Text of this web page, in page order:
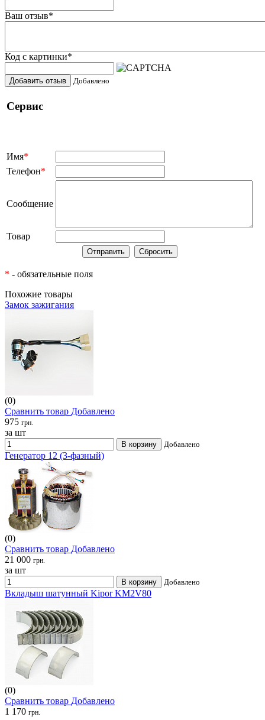
Ваш отзыв*
Код с картинки*
Добавить отзыв Добавлено
Сервис
Имя*
Телефон*
Сообщение
Товар
* - обязательные поля
Похожие товары
Замок зажигания
(0)
Сравнить товар Добавлено
975 грн.
за шт
В корзину Добавлено
Генератор 12 (3-фазный)
(0)
Сравнить товар Добавлено
21 000 грн.
за шт
В корзину Добавлено
Вкладыш шатунный Kipor KM2V80
(0)
Сравнить товар Добавлено
1 170 грн.